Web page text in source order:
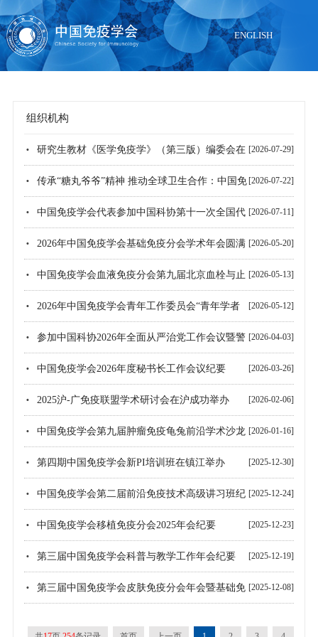
ENGLISH
组织机构
当前位置： 首页 > 组织机构
[2026-07-29]
研究生教材《医学免疫学》（第三版）编委会在
北京召开 [2026-07-22]
传承“糖丸爷爷”精神 推动全球卫生合作：中国免
疫学会副理事长储以微教授参加顾方舟诞辰100周年瑞、法
系列纪念活动并发言
[2026-07-11]
中国免疫学会代表参加中国科协第十一次全国代
表大会纪要 [2026-05-20]
2026年中国免疫学会基础免疫分会学术年会圆满
召开 [2026-05-13]
中国免疫学会血液免疫分会第九届北京血栓与止
血会议暨第七届北京血液肿瘤与免疫高峰论坛在北京召开
[2026-05-12]
2026年中国免疫学会青年工作委员会“青年学者
论坛”会议纪要 [2026-04-03]
参加中国科协2026年全面从严治党工作会议暨警
示教育大会 [2026-03-26]
中国免疫学会2026年度秘书长工作会议纪要
[2026-02-06]
2025沪-广免疫联盟学术研讨会在沪成功举办
[2026-01-16]
中国免疫学会第九届肿瘤免疫龟兔前沿学术沙龙
纪要 [2025-12-30]
第四期中国免疫学会新PI培训班在镇江举办
[2025-12-24]
中国免疫学会第二届前沿免疫技术高级讲习班纪
要 [2025-12-23]
中国免疫学会移植免疫分会2025年会纪要
[2025-12-19]
第三届中国免疫学会科普与教学工作年会纪要
[2025-12-08]
第三届中国免疫学会皮肤免疫分会年会暨基础免